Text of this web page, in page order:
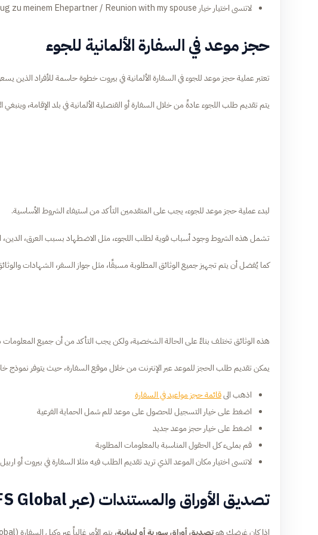
لاتنسى اختيار خيار Nachzug zu meinem Ehepartner / Reunion with my spouse في حقل غرض الموعد.
حجز موعد في السفارة الألمانية للجوء
تعتبر عملية حجز موعد للجوء في السفارة الألمانية في بيروت خطوة حاسمة للأفراد الذين
يتم تقديم طلب اللجوء عادةً من خلال السفارة أو القنصلية الألمانية في بلد الإقامة،
لبدء عملية حجز موعد للجوء، يجب على المتقدمين التأكد من استيفاء الشروط الأساسية.
تشمل هذه الشروط وجود أسباب قوية لطلب اللجوء، مثل الاضطهاد بسبب العرق، الدين،
كما يُفضل أن يتم تجهيز جميع الوثائق المطلوبة مسبقًا، مثل جواز السفر، الشهادات
هذه الوثائق تختلف بناءً على الحالة الشخصية، ولكن يجب التأكد من أن جميع المعلومات
يمكن تقديم طلب الحجز للموعد عبر الإنترنت من خلال موقع السفارة، حيث يتوفر نموذج
اذهب الىقائمة حجز مواعيد في السفارة
اضغط على خيار التسجيل للحصول على موعد للم شمل الحماية الفرعية
اضغط على خيار حجز موعد جديد
قم بملىء كل الحقول المناسبة بالمعلومات المطلوبة
لاتنسى اختيار مكان الموعد الذي تريد تقديم الطلب فيه مثلا السفارة في بيروت أو
تصديق الأوراق والمستندات (عبر VFS Global)
إذا كان غرضك هوتصديق أوراق سورية أو لبنانية، يتم الأمر غالباً عبر وكيل السفارة (VFS Global) باتباع الآتي: